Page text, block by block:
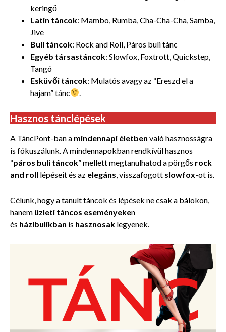
keringő
Latin táncok: Mambo, Rumba, Cha-Cha-Cha, Samba,
Jive
Buli táncok: Rock and Roll, Páros buli tánc
Egyéb társastáncok: Slowfox, Foxtrott, Quickstep,
Tangó
Esküvői táncok: Mulatós avagy az “Ereszd el a
hajam” tánc
.
Hasznos tánclépések
A TáncPont-ban a mindennapi életben való hasznosságra
is fókuszálunk. A mindennapokban rendkívül hasznos
“páros buli táncok” mellett megtanulhatod a pörgős rock
and roll lépéseit és az elegáns, visszafogott slowfox-ot is.
Célunk, hogy a tanult táncok és lépések ne csak a bálokon,
hanem üzleti táncos eseményeken
és házibulikban is hasznosak legyenek.